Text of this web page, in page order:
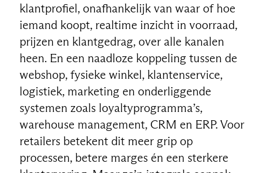
klantprofiel, onafhankelijk van waar of hoe
iemand koopt, realtime inzicht in voorraad,
prijzen en klantgedrag, over alle kanalen
heen. En een naadloze koppeling tussen de
webshop, fysieke winkel, klantenservice,
logistiek, marketing en onderliggende
systemen zoals loyaltyprogramma’s,
warehouse management, CRM en ERP. Voor
retailers betekent dit meer grip op
processen, betere marges én een sterkere